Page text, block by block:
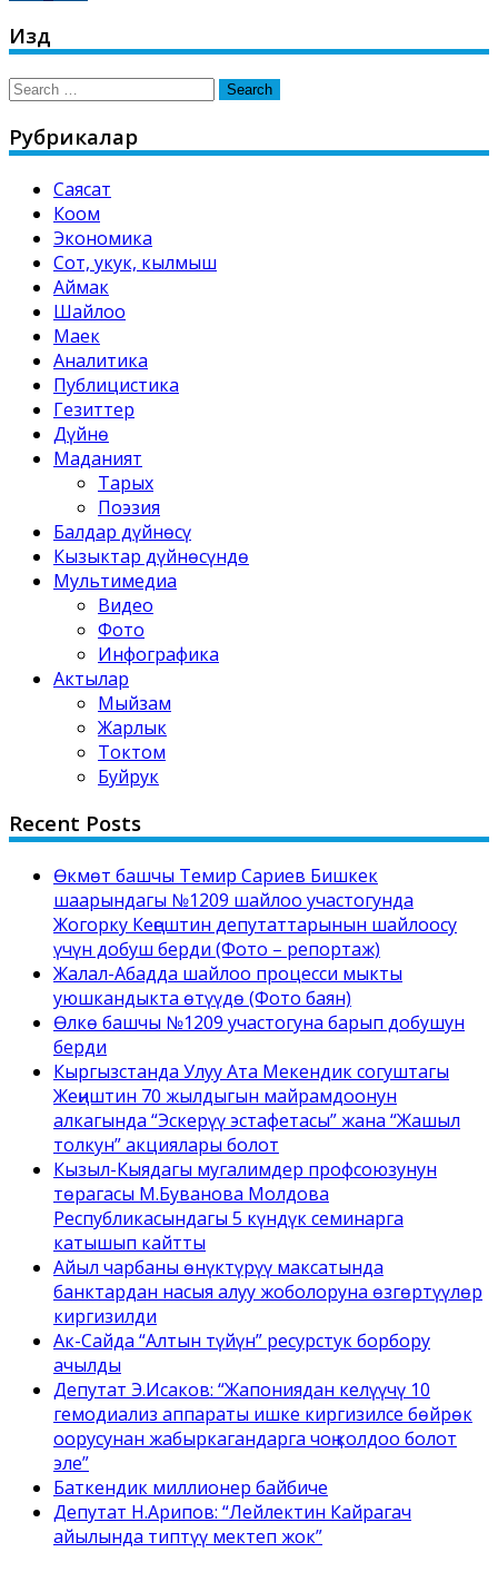
Издөө
Search
Рубрикалар
Саясат
Коом
Экономика
Сот, укук, кылмыш
Аймак
Шайлоо
Маек
Аналитика
Публицистика
Гезиттер
Дүйнө
Маданият
Тарых
Поэзия
Балдар дүйнөсү
Кызыктар дүйнөсүндө
Мультимедиа
Видео
Фото
Инфографика
Актылар
Мыйзам
Жарлык
Токтом
Буйрук
Recent Posts
Өкмөт башчы Темир Сариев Бишкек
шаарындагы №1209 шайлоо участогунда
Жогорку Кеңештин депутаттарынын шайлоосу
үчүн добуш берди (Фото – репортаж)
Жалал-Абадда шайлоо процесси мыкты
уюшкандыкта өтүүдө (Фото баян)
Өлкө башчы №1209 участогуна барып добушун
берди
Кыргызстанда Улуу Ата Мекендик согуштагы
Жеңиштин 70 жылдыгын майрамдоонун
алкагында “Эскерүү эстафетасы” жана “Жашыл
толкун” акциялары болот
Кызыл-Кыядагы мугалимдер профсоюзунун
төрагасы М.Буванова Молдова
Республикасындагы 5 күндүк семинарга
катышып кайтты
Айыл чарбаны өнүктүрүү максатында
банктардан насыя алуу жоболоруна өзгөртүүлөр
киргизилди
Ак-Сайда “Алтын түйүн” ресурстук борбору
ачылды
Депутат Э.Исаков: “Жапониядан келүүчү 10
гемодиализ аппараты ишке киргизилсе бөйрөк
оорусунан жабыркагандарга чоң колдоо болот
эле”
Баткендик миллионер байбиче
Депутат Н.Арипов: “Лейлектин Кайрагач
айылында типтүү мектеп жок”